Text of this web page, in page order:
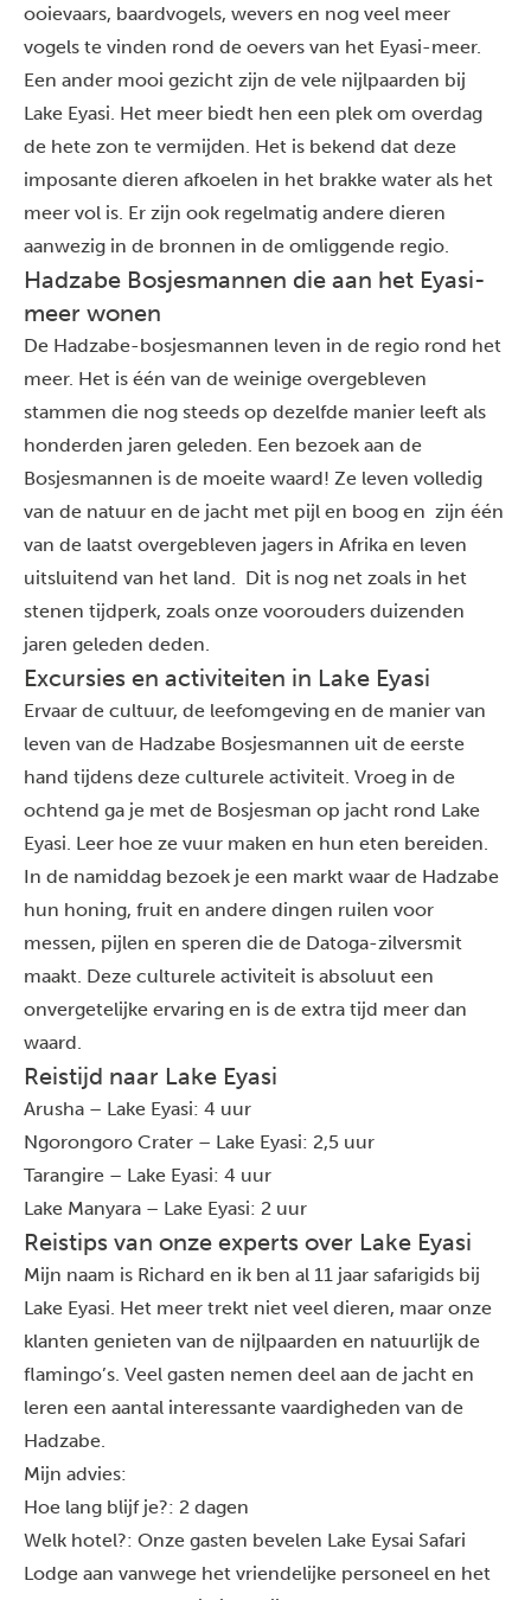
ooievaars, baardvogels, wevers en nog veel meer
vogels te vinden rond de oevers van het Eyasi-meer.
Een ander mooi gezicht zijn de vele nijlpaarden bij
Lake Eyasi. Het meer biedt hen een plek om overdag
de hete zon te vermijden. Het is bekend dat deze
imposante dieren afkoelen in het brakke water als het
meer vol is. Er zijn ook regelmatig andere dieren
aanwezig in de bronnen in de omliggende regio.
Hadzabe Bosjesmannen die aan het Eyasi-
meer wonen
De Hadzabe-bosjesmannen leven in de regio rond het
meer. Het is één van de weinige overgebleven
stammen die nog steeds op dezelfde manier leeft als
honderden jaren geleden. Een bezoek aan de
Bosjesmannen is de moeite waard! Ze leven volledig
van de natuur en de jacht met pijl en boog en zijn één
van de laatst overgebleven jagers in Afrika en leven
uitsluitend van het land. Dit is nog net zoals in het
stenen tijdperk, zoals onze voorouders duizenden
jaren geleden deden.
Excursies en activiteiten in Lake Eyasi
Ervaar de cultuur, de leefomgeving en de manier van
leven van de Hadzabe Bosjesmannen uit de eerste
hand tijdens deze culturele activiteit. Vroeg in de
ochtend ga je met de Bosjesman op jacht rond Lake
Eyasi. Leer hoe ze vuur maken en hun eten bereiden.
In de namiddag bezoek je een markt waar de Hadzabe
hun honing, fruit en andere dingen ruilen voor
messen, pijlen en speren die de Datoga-zilversmit
maakt. Deze culturele activiteit is absoluut een
onvergetelijke ervaring en is de extra tijd meer dan
waard.
Reistijd naar Lake Eyasi
Arusha – Lake Eyasi: 4 uur
Ngorongoro Crater – Lake Eyasi: 2,5 uur
Tarangire – Lake Eyasi: 4 uur
Lake Manyara – Lake Eyasi: 2 uur
Reistips van onze experts over Lake Eyasi
Mijn naam is Richard en ik ben al 11 jaar safarigids bij
Lake Eyasi. Het meer trekt niet veel dieren, maar onze
klanten genieten van de nijlpaarden en natuurlijk de
flamingo’s. Veel gasten nemen deel aan de jacht en
leren een aantal interessante vaardigheden van de
Hadzabe.
Mijn advies:
Hoe lang blijf je?: 2 dagen
Welk hotel?: Onze gasten bevelen Lake Eysai Safari
Lodge aan vanwege het vriendelijke personeel en het